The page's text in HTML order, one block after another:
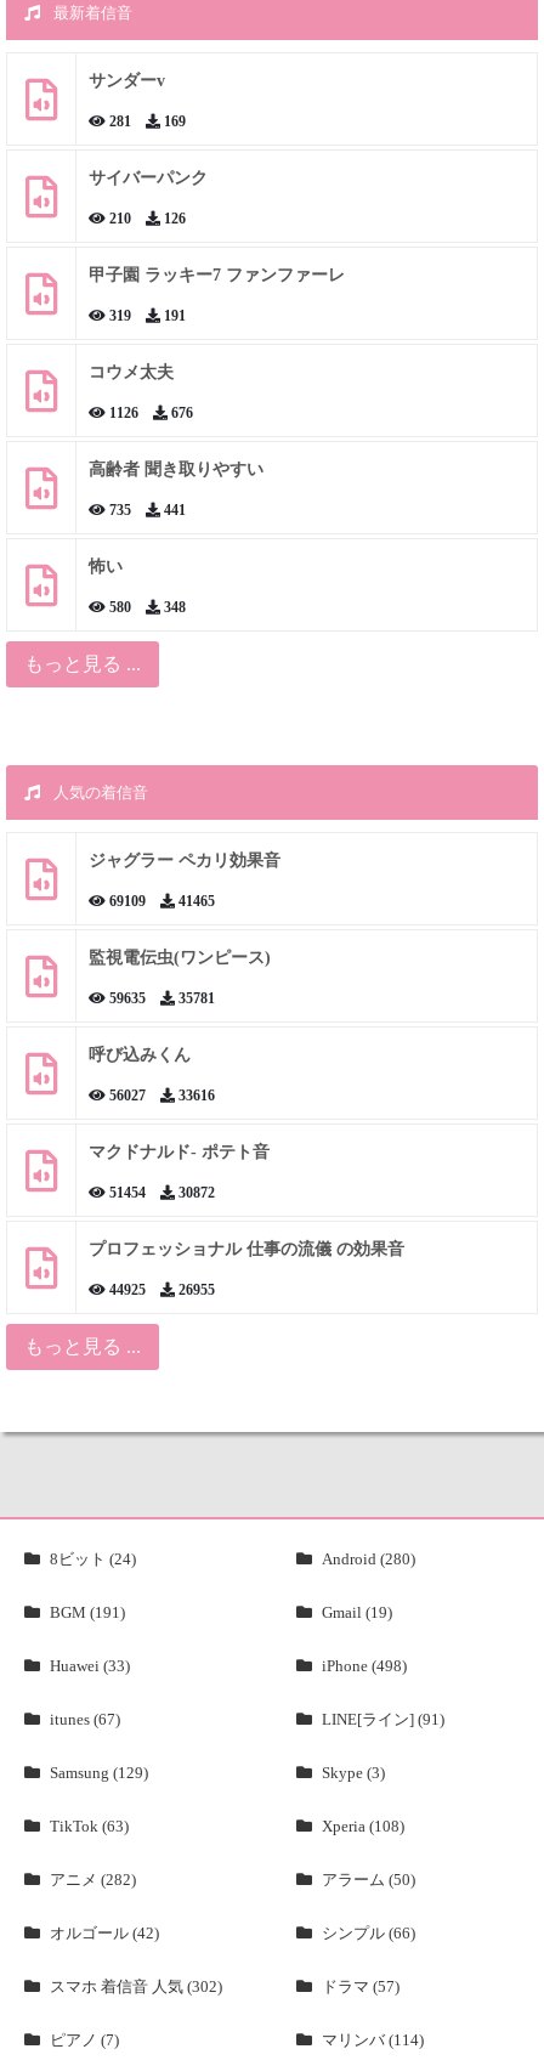
最新着信音
サンダーv
281 169
サイバーパンク
210 126
甲子園 ラッキー7 ファンファーレ
319 191
コウメ太夫
1126 676
高齢者 聞き取りやすい
735 441
怖い
580 348
もっと見る ...
人気の着信音
ジャグラー ペカリ効果音
69109 41465
監視電伝虫(ワンピース)
59635 35781
呼び込みくん
56027 33616
マクドナルド- ポテト音
51454 30872
プロフェッショナル 仕事の流儀 の効果音
44925 26955
もっと見る ...
8ビット (24) Android (280)
BGM (191) Gmail (19)
Huawei (33) iPhone (498)
itunes (67) LINE[ライン] (91)
Samsung (129) Skype (3)
TikTok (63) Xperia (108)
アニメ (282) アラーム (50)
オルゴール (42) シンプル (66)
スマホ 着信音 人気 (302) ドラマ (57)
ピアノ (7) マリンバ (114)